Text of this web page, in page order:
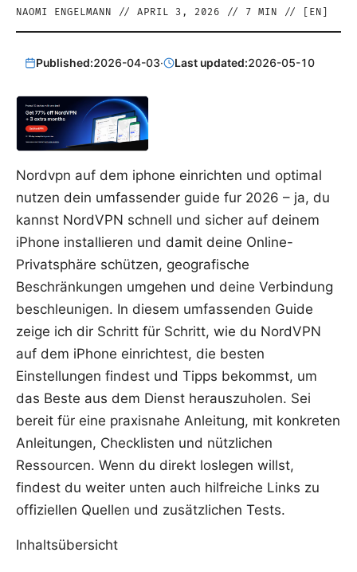
NAOMI ENGELMANN // APRIL 3, 2026 // 7 MIN // [ EN
Published:2026-04-03· Last updated:2026-05-10
Nordvpn auf dem iphone einrichten und optimal
nutzen dein umfassender guide fur 2026 – ja, du
kannst NordVPN schnell und sicher auf deinem
iPhone installieren und damit deine Online-
Privatsphäre schützen, geografische
Beschränkungen umgehen und deine Verbindung
beschleunigen. In diesem umfassenden Guide
zeige ich dir Schritt für Schritt, wie du NordVPN
auf dem iPhone einrichtest, die besten
Einstellungen findest und Tipps bekommst, um
das Beste aus dem Dienst herauszuholen. Sei
bereit für eine praxisnahe Anleitung, mit konkreten
Anleitungen, Checklisten und nützlichen
Ressourcen. Wenn du direkt loslegen willst,
findest du weiter unten auch hilfreiche Links zu
offiziellen Quellen und zusätzlichen Tests.
Inhaltsübersicht